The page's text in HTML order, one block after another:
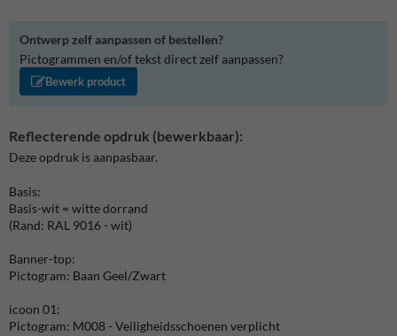
Ontwerp zelf aanpassen of bestellen?
Pictogrammen en/of tekst direct zelf aanpassen?
Bewerk product
Reflecterende opdruk (bewerkbaar):
Deze opdruk is aanpasbaar.
Basis:
Basis-wit = witte dorrand
(Rand: RAL 9016 - wit)
Banner-top:
Pictogram: Baan Geel/Zwart
icoon 01:
Pictogram: M008 - Veiligheidsschoenen verplicht